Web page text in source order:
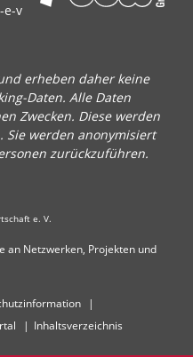
e-v
erheben daher keine
Daten. Alle Daten
Zwecken. Diese werden
Sie werden anonymisiert
zurückzuführen.
e. V.
an Netzwerken, Projekten und
Inhaltsverzeichnis